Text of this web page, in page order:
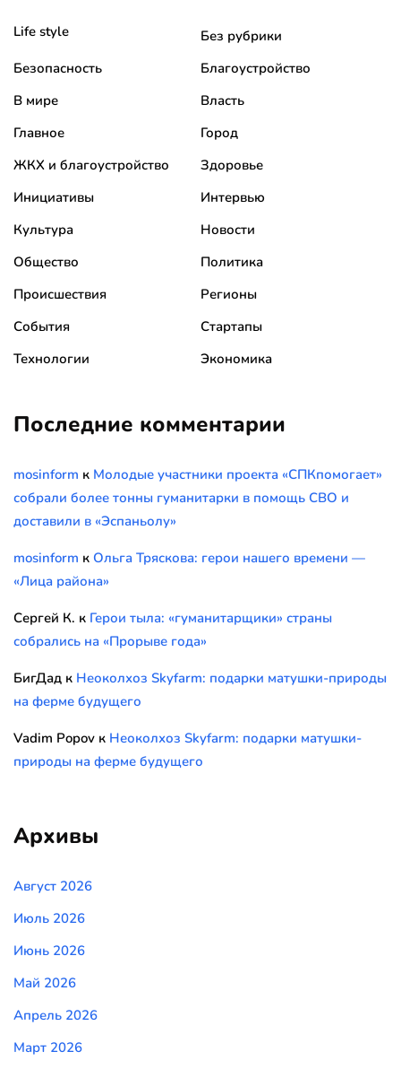
Life style
Без рубрики
Безопасность
Благоустройство
В мире
Власть
Главное
Город
ЖКХ и благоустройство
Здоровье
Инициативы
Интервью
Культура
Новости
Общество
Политика
Происшествия
Регионы
События
Стартапы
Технологии
Экономика
Последние комментарии
mosinform к Молодые участники проекта «СПКпомогает»
собрали более тонны гуманитарки в помощь СВО и
доставили в «Эспаньолу»
mosinform к Ольга Тряскова: герои нашего времени —
«Лица района»
Сергей К. к Герои тыла: «гуманитарщики» страны
собрались на «Прорыве года»
БигДад к Неоколхоз Skyfarm: подарки матушки-природы
на ферме будущего
Vadim Popov к Неоколхоз Skyfarm: подарки матушки-
природы на ферме будущего
Архивы
Август 2026
Июль 2026
Июнь 2026
Май 2026
Апрель 2026
Март 2026